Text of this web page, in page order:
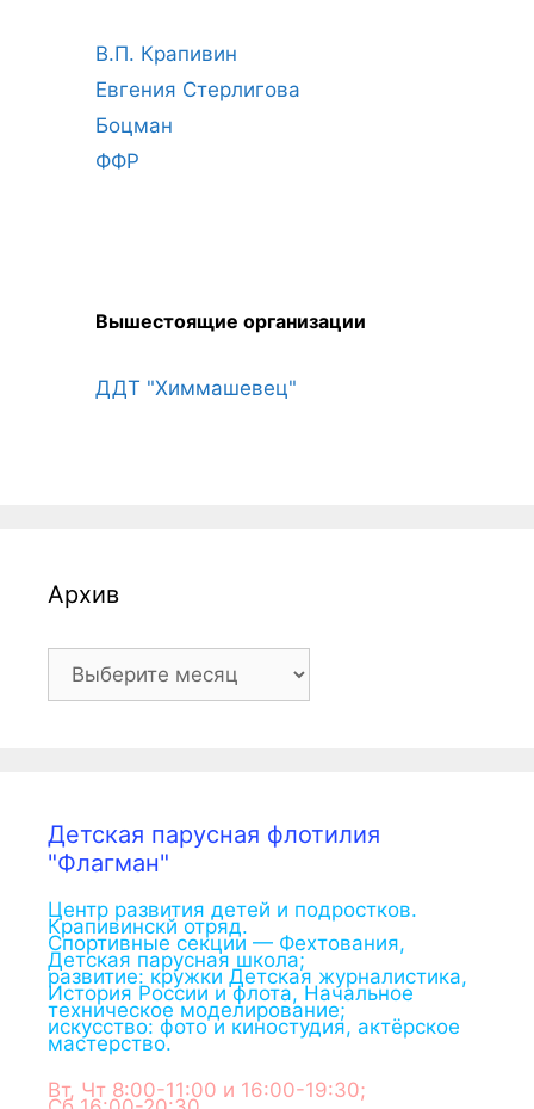
В.П. Крапивин
Евгения Стерлигова
Боцман
ФФР
Вышестоящие организации
ДДТ "Химмашевец"
Архив
Архив
Детская парусная флотилия
"Флагман"
Центр развития детей и подростков.
Крапивинскй отряд.
Спортивные секции — Фехтования,
Детская парусная школа;
развитие: кружки Детская журналистика,
История России и флота, Начальное
техническое моделирование;
искусство: фото и киностудия, актёрское
мастерство.
Вт, Чт 8:00-11:00 и 16:00-19:30;